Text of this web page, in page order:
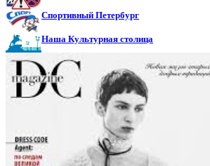
Спортивный Петербург
Наша Культурная столица